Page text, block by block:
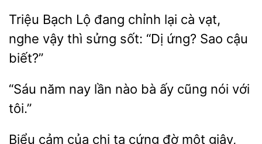
Triệu Bạch Lộ đang chỉnh
cà vạt,
nghe vậy thì sửng sốt: “Dị ứng?
biết?”
năm nay lần bà ấy cũng nói với
Biểu cảm chị ta
đờ một giây,